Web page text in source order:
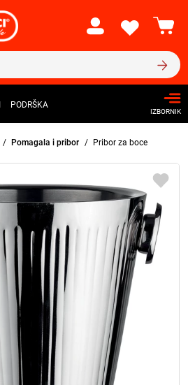
PODRŠKA
IZBORNIK
Pomagala i pribor Pribor za boce